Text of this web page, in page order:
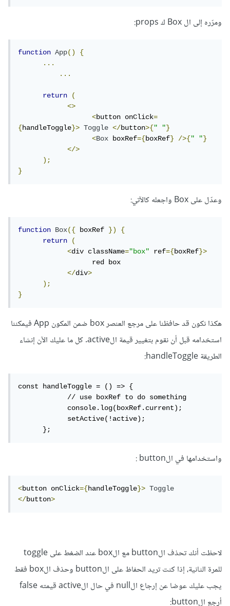
ومرّره إلى ال Box ك props:
function App()
{
...
...
return
(
<>
<button onClick=
{handleToggle}> Toggle </button>{" "}
<Box boxRef={boxRef} />{" "}
</>
);
}
وعدّل على Box واجعله كالآتي:
function Box({ boxRef })
{
return
(
<div className="box" ref={boxRef}>
                  red box
</div>
);
}
هكذا نكون قد حافظنا على مرجع العنصر box ضمن المكون App فيمكننا
استخدامه قبل أن نقوم بتغيير قيمة الactive. كل ما عليك الآن إنشاء
الطريقة handleToggle:
const handleToggle = () => {
            // use boxRef to do something
            console.log(boxRef.current);
            setActive(!active);
      };
واستخدامها في الbutton :
<button onClick={handleToggle}>
Toggle
</button>
لاحظت أنك تحذف الbutton مع الbox عند الضغط على toggle
للمرة الثانية، إذا كنت تريد الحفاظ على الbutton وحذف الbox فقط
يجب عليك عوضا عن إرجاع الnull في حال الactive قيمته false
أرجع الbutton: